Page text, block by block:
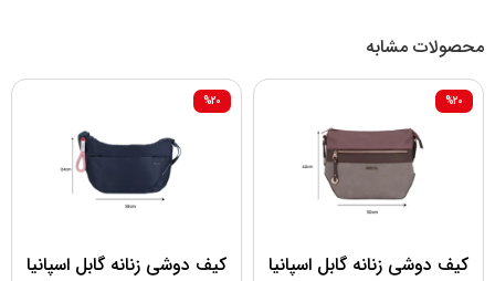
محصولات مشابه
کیف دوشی زنانه گابل اسپانیا
%20
کیف دوشی زنانه گابل اسپانیا
%20